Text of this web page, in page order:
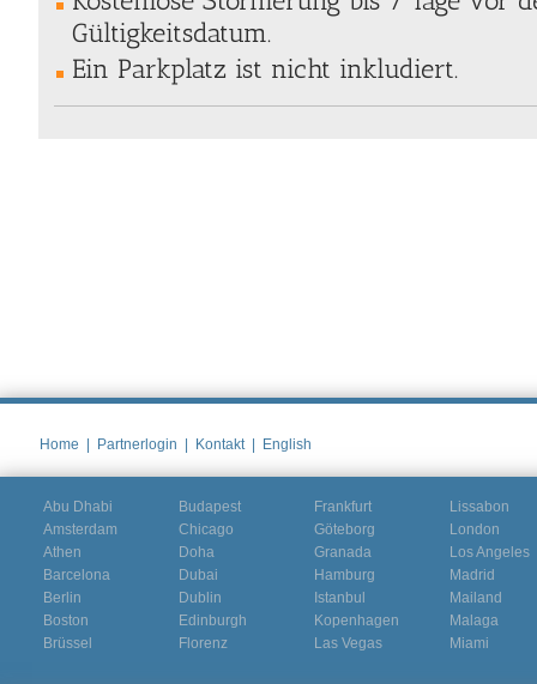
Gültigkeitsdatum.
Ein Parkplatz ist nicht inkludiert.
Home Partnerlogin Kontakt English
Abu Dhabi
Amsterdam
Athen
Barcelona
Berlin
Boston
Brüssel
Budapest
Chicago
Doha
Dubai
Dublin
Edinburgh
Florenz
Frankfurt
Göteborg
Granada
Hamburg
Istanbul
Kopenhagen
Las Vegas
Lissabon
London
Los Angeles
Madrid
Mailand
Malaga
Miami